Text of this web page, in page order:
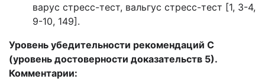
варус стресс-тест, вальгус стресс-тест [1, 3-4,
9-10, 149].
Уровень убедительности рекомендаций С
(уровень достоверности доказательств 5).
Комментарии: